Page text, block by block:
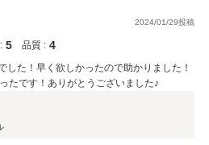
2024/01/29投稿
5 品質 : 4
した！早く欲しかったので助かりました！
たです！ありがとうございました♪